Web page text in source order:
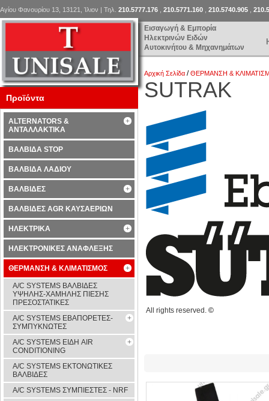
Εισαγωγή & Εμπορία
Ηλεκτρινών Ειδών
Αυτοκινήτου & Μηχανημάτων
Αγίου Φανουρίου 13, 13121, Ίλιον | Τηλ. 210.5777.176 210.5771.160 210.5740.905
Αρχική Σελίδα /ΘΕΡΜΑΝΣΗ &
SUTRAK
All rights reserved. ©
Προϊόντα
ALTERNATORS &
ΑΝΤΑΛΛΑΚΤΙΚΑ
ΒΑΛΒΙΔΑ STOP
ΒΑΛΒΙΔΑ ΛΑΔΙΟΥ
ΒΑΛΒΙΔΕΣ
ΒΑΛΒΙΔΕΣ AGR ΚΑΥΣΑΕΡΙΩΝ
ΗΛΕΚΤΡΙΚΑ
ΗΛΕΚΤΡΟΝΙΚΕΣ ΑΝΑΦΛΕΞΗΣ
ΘΕΡΜΑΝΣΗ & ΚΛΙΜΑΤΙΣΜΟΣ
A/C SYSTEMS ΒΑΛΒΙΔΕΣ
ΥΨΗΛΗΣ-ΧΑΜΗΛΗΣ ΠΙΕΣΗΣ
ΠΡΕΣΟΣΤΑΤΙΚΕΣ
A/C SYSTEMS ΕΒΑΠΟΡΕΤΕΣ-
ΣΥΜΠYΚΝΩΤΕΣ
A/C SYSTEMS ΕΙΔΗ AIR
CONDITIONING
A/C SYSTEMS ΕΚΤΟΝΩΤΙΚΕΣ
ΒΑΛΒΙΔΕΣ
A/C SYSTEMS ΣΥΜΠΙΕΣΤΕΣ - NRF